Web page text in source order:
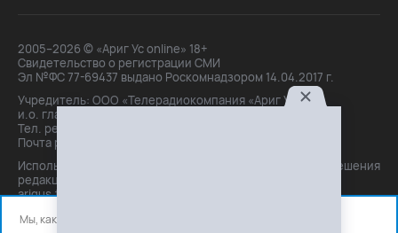
2005–2026 © «Ариг Ус online» 18+
Свидетельство о регистрации СМИ
Эл №ФС 77-69437 выдано Роскомнадзором 14.04.2017 г.
Учредитель: ООО «Телерадиокомпания «Ариг Ус»,
и.о. главного редактора: Маханова О.Б.
Тел. peдakции: +7(3012)21-30-14,
Почта peдakции: editor@arigus.tv
Использование материалов только с письменного разрешения
редакции. При цитировании прямая активная ссылка на
arigus.tv обязательна.
Мы, как и все используем файлы cookie и сервисы аналитики.